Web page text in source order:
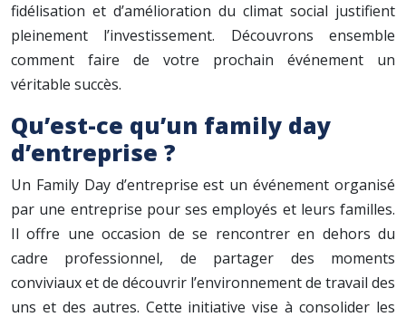
fidélisation et d’amélioration du climat social justifient
pleinement l’investissement. Découvrons ensemble
comment faire de votre prochain événement un
véritable succès.
Qu’est-ce qu’un family day
d’entreprise ?
Un Family Day d’entreprise est un événement organisé
par une entreprise pour ses employés et leurs familles.
Il offre une occasion de se rencontrer en dehors du
cadre professionnel, de partager des moments
conviviaux et de découvrir l’environnement de travail des
uns et des autres. Cette initiative vise à consolider les